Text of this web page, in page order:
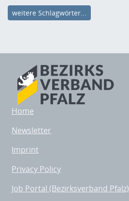
weitere Schlagwörter...
Home
Newsletter
Imprint
Privacy Policy
Job Portal (Bezirksverband Pfalz)